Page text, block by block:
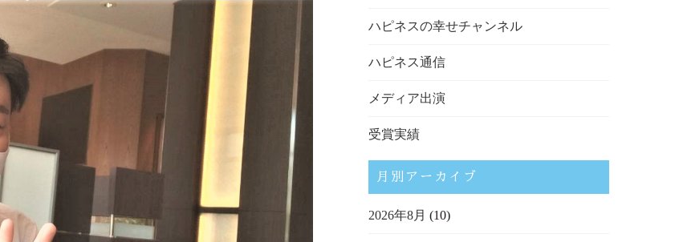
ハピネスの幸せチャンネル
ハピネス通信
メディア出演
受賞実績
月別アーカイブ
2026年8月 (10)